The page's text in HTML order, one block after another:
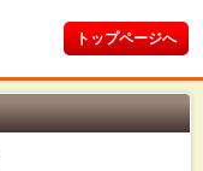
トップページへ